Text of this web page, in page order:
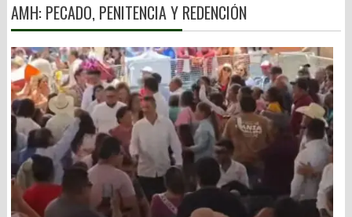
AMH: PECADO, PENITENCIA Y REDENCIÓN